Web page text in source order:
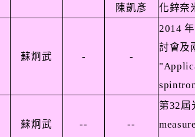
陳凱彥
化鋅奈
蘇炯武 - -
2014年
討會及
蘇炯武 -- --
第32屆